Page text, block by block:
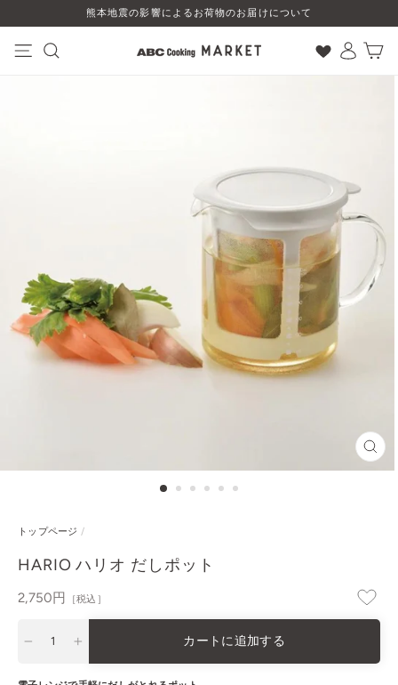
ン
熊本地震の影響によるお荷物のお届けについて
閉
じ
トップページ /
HARIO ハリオ だしポット
通
格
2,750円 ［税込］
カートに追加する